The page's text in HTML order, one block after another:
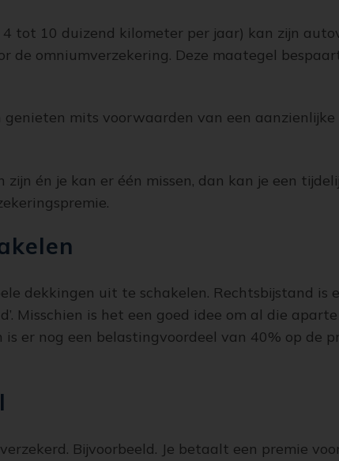
tot 10 duizend kilometer per jaar) kan zijn
de omniumverzekering. Deze maategel
mits voorwaarden van een
én je kan er één missen, dan kan je een
dekkingen uit te schakelen. Rechtsbijstand is
Misschien is het een goed idee om al die
er nog een belastingvoordeel van 40% op de
Bijvoorbeeld. Je betaalt een premie